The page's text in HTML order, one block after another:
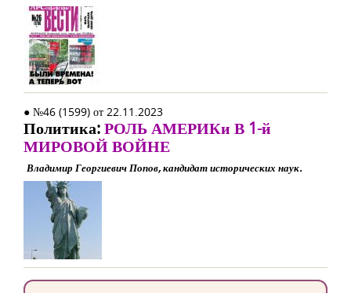
● №46 (1599) от 22.11.2023
Политика:РОЛЬ АМЕРИКи В 1-й
МИРОВОЙ ВОЙНЕ
Владимир Георгиевич Попов, кандидат исторических наук.